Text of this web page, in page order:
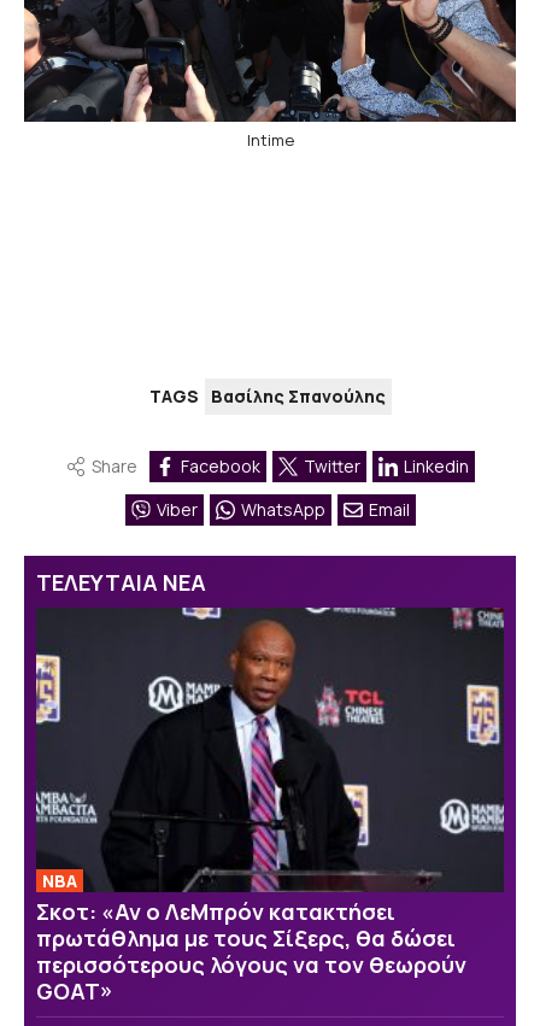
Intime
TAGS Βασίλης Σπανούλης
Share Facebook Twitter
Linkedin
Viber
WhatsApp Email
ΤΕΛΕΥΤΑΙΑ ΝΕΑ
NBA
Σκοτ: «Αν ο ΛεΜπρόν κατακτήσει
πρωτάθλημα με τους Σίξερς, θα δώσει
περισσότερους λόγους να τον θεωρούν
GOAT»